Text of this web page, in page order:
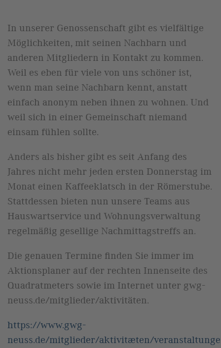
In unserer Genossenschaft gibt es vielfältige
Möglichkeiten, mit seinen Nachbarn und
anderen Mitgliedern in Kontakt zu kommen.
Weil es eben für viele von uns schöner ist,
wenn man seine Nachbarn kennt, anstatt
einfach anonym neben ihnen zu wohnen. Und
weil sich in einer Gemeinschaft niemand
einsam fühlen sollte.
Anders als bisher gibt es seit Anfang des
Jahres nicht mehr jeden ersten Donnerstag im
Monat einen Kaffeeklatsch in der Römerstube.
Stattdessen bieten nun unsere Teams aus
Hauswartservice und Wohnungsverwaltung
regelmäßig gesellige Nachmittagstreffs an.
Die genauen Termine finden Sie immer im
Aktionsplaner auf der rechten Innenseite des
Quadratmeters sowie im Internet unter gwg-
neuss.de/mitglieder/aktivitäten.
https://www.gwg-
neuss.de/mitglieder/aktivitaeten/